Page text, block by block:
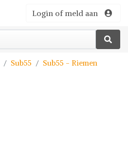
Login of meld aan
Sub55 Sub55 - Riemen